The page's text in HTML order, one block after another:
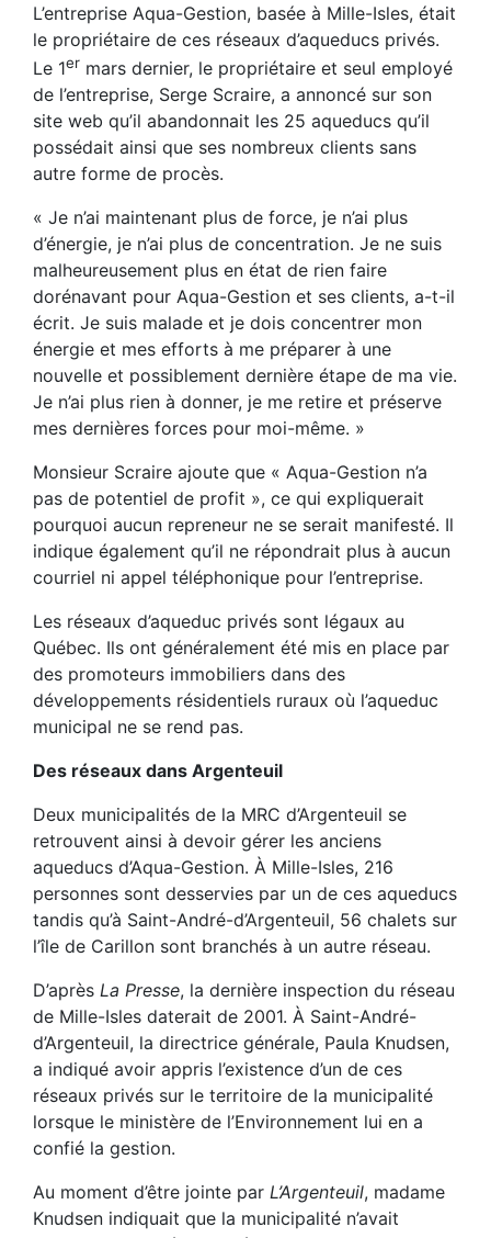
L’entreprise Aqua-Gestion, basée à Mille-Isles, était
le propriétaire de ces réseaux d’aqueducs privés.
Le 1er mars dernier, le propriétaire et seul employé
de l’entreprise, Serge Scraire, a annoncé sur son
site web qu’il abandonnait les 25 aqueducs qu’il
possédait ainsi que ses nombreux clients sans
autre forme de procès.
« Je n’ai maintenant plus de force, je n’ai plus
d’énergie, je n’ai plus de concentration. Je ne suis
malheureusement plus en état de rien faire
dorénavant pour Aqua-Gestion et ses clients, a-t-il
écrit. Je suis malade et je dois concentrer mon
énergie et mes efforts à me préparer à une
nouvelle et possiblement dernière étape de ma vie.
Je n’ai plus rien à donner, je me retire et préserve
mes dernières forces pour moi-même. »
Monsieur Scraire ajoute que « Aqua-Gestion n’a
pas de potentiel de profit », ce qui expliquerait
pourquoi aucun repreneur ne se serait manifesté. Il
indique également qu’il ne répondrait plus à aucun
courriel ni appel téléphonique pour l’entreprise.
Les réseaux d’aqueduc privés sont légaux au
Québec. Ils ont généralement été mis en place par
des promoteurs immobiliers dans des
développements résidentiels ruraux où l’aqueduc
municipal ne se rend pas.
Des réseaux dans Argenteuil
Deux municipalités de la MRC d’Argenteuil se
retrouvent ainsi à devoir gérer les anciens
aqueducs d’Aqua-Gestion. À Mille-Isles, 216
personnes sont desservies par un de ces aqueducs
tandis qu’à Saint-André-d’Argenteuil, 56 chalets sur
l’île de Carillon sont branchés à un autre réseau.
D’après La Presse, la dernière inspection du réseau
de Mille-Isles daterait de 2001. À Saint-André-
d’Argenteuil, la directrice générale, Paula Knudsen,
a indiqué avoir appris l’existence d’un de ces
réseaux privés sur le territoire de la municipalité
lorsque le ministère de l’Environnement lui en a
confié la gestion.
Au moment d’être jointe par L’Argenteuil, madame
Knudsen indiquait que la municipalité n’avait